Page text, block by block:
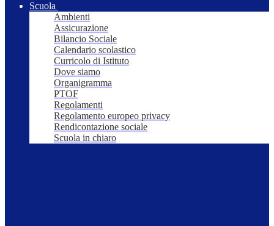
Scuola
Ambienti
Assicurazione
Bilancio Sociale
Calendario scolastico
Curricolo di Istituto
Dove siamo
Organigramma
PTOF
Regolamenti
Regolamento europeo privacy
Rendicontazione sociale
Scuola in chiaro